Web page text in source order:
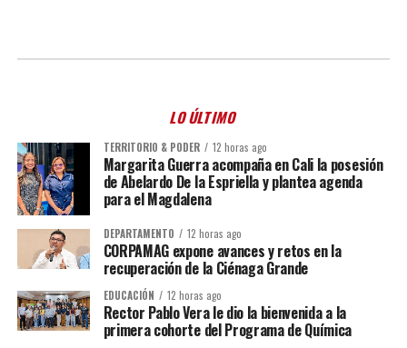
LO ÚLTIMO
TERRITORIO & PODER 12 horas ago
Margarita Guerra acompaña en Cali la posesión
de Abelardo De la Espriella y plantea agenda
para el Magdalena
DEPARTAMENTO 12 horas ago
CORPAMAG expone avances y retos en la
recuperación de la Ciénaga Grande
EDUCACIÓN 12 horas ago
Rector Pablo Vera le dio la bienvenida a la
primera cohorte del Programa de Química